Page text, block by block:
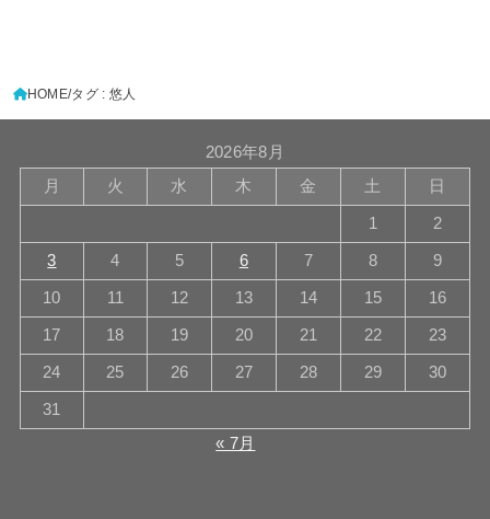
HOME タグ : 悠人
2026年8月
月
火 水 木 金 土 日
1 2
3 4 5 6 7 8 9
10 11 12 13 14 15 16
17 18 19 20 21 22 23
24 25 26 27 28 29 30
31
« 7月